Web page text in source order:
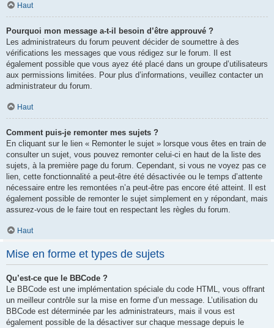
Haut
Pourquoi mon message a-t-il besoin d’être approuvé ?
Les administrateurs du forum peuvent décider de soumettre à des
vérifications les messages que vous rédigez sur le forum. Il est
également possible que vous ayez été placé dans un groupe d’utilisateurs
aux permissions limitées. Pour plus d’informations, veuillez contacter un
administrateur du forum.
Haut
Comment puis-je remonter mes sujets ?
En cliquant sur le lien « Remonter le sujet » lorsque vous êtes en train de
consulter un sujet, vous pouvez remonter celui-ci en haut de la liste des
sujets, à la première page du forum. Cependant, si vous ne voyez pas ce
lien, cette fonctionnalité a peut-être été désactivée ou le temps d’attente
nécessaire entre les remontées n’a peut-être pas encore été atteint. Il est
également possible de remonter le sujet simplement en y répondant, mais
assurez-vous de le faire tout en respectant les règles du forum.
Haut
Mise en forme et types de sujets
Qu’est-ce que le BBCode ?
Le BBCode est une implémentation spéciale du code HTML, vous offrant
un meilleur contrôle sur la mise en forme d’un message. L’utilisation du
BBCode est déterminée par les administrateurs, mais il vous est
également possible de la désactiver sur chaque message depuis le